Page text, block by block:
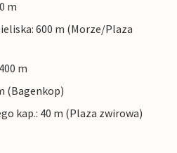
m
600 m (Morze/Plaza
m
(Bagenkop)
kap.: 40 m (Plaza zwirowa)